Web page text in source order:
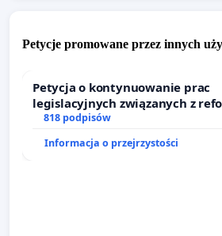
Petycje promowane przez innych
Petycja o kontynuowanie prac
legislacyjnych związanych z
prawa rodzinnego
818 podpisów
Informacja o przejrzystości